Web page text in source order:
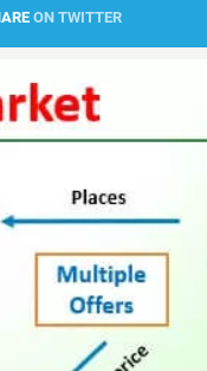
ON TWITTER